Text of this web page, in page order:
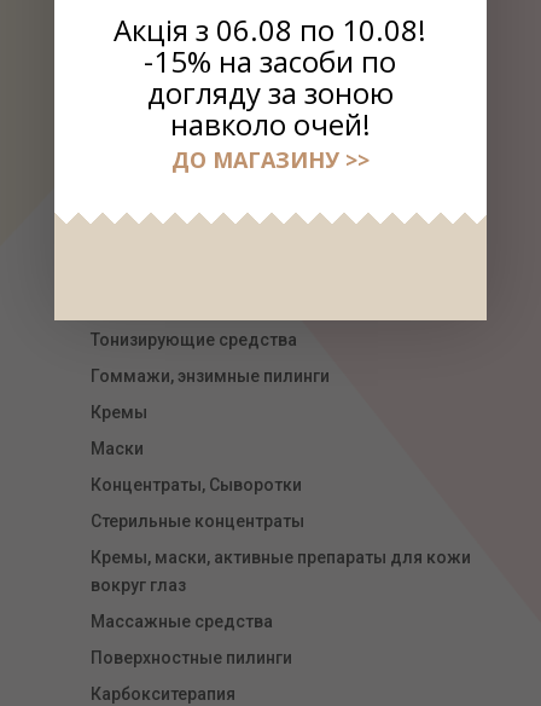
ВЫБРАТЬ КОСМЕТИКУ
Тонизирующие средства
Гоммажи, энзимные пилинги
Кремы
Маски
Концентраты, Сыворотки
Стерильные концентраты
Кремы, маски, активные препараты для кожи
вокруг глаз
Массажные средства
Поверхностные пилинги
Карбокситерапия
Акція з 06.08 по 10.08!
-15% на засоби по
догляду за зоною
навколо очей!
ДО МАГАЗИНУ >>